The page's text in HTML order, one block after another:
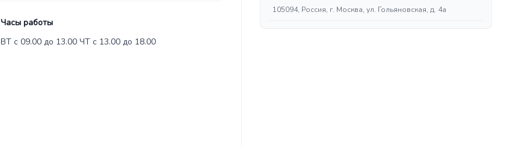
Часы работы
ВТ с 09.00 до 13.00 ЧТ с 13.00 до 18.00
105094, Россия, г. Москва, ул. Гольяновская, д. 4а